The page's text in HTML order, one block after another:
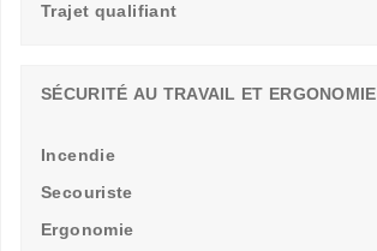
Trajet qualifiant
SÉCURITÉ AU TRAVAIL ET ERGONOMIE
Incendie
Secouriste
Ergonomie